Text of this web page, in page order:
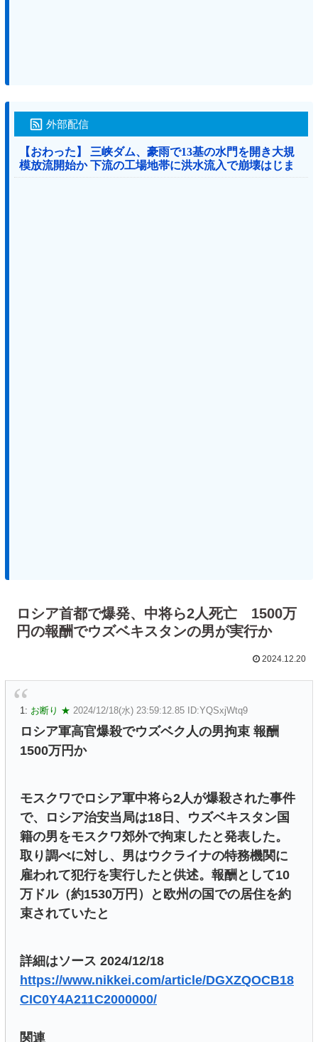
外部配信
【おわった】 三峡ダム、豪雨で13基の水門を開き大規
模放流開始か 下流の工場地帯に洪水流入で崩壊はじま
る
ロシア首都で爆発、中将ら2人死亡 1500万
円の報酬でウズベキスタンの男が実行か
2024.12.20
1: お断り ★ 2024/12/18(水) 23:59:12.85 ID:YQSxjWtq9
ロシア軍高官爆殺でウズベク人の男拘束 報酬
1500万円か
モスクワでロシア軍中将ら2人が爆殺された事件
で、ロシア治安当局は18日、ウズベキスタン国
籍の男をモスクワ郊外で拘束したと発表した。
取り調べに対し、男はウクライナの特務機関に
雇われて犯行を実行したと供述。報酬として10
万ドル（約1530万円）と欧州の国での居住を約
束されていたと
詳細はソース 2024/12/18
https://www.nikkei.com/article/DGXZQOCB18
CIC0Y4A211C2000000/
関連